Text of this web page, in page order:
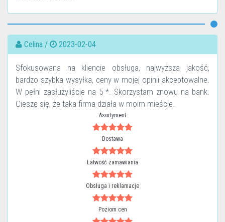
Celina / 2023-02-04
Sfokusowana na kliencie obsługa, najwyższa jakość,
bardzo szybka wysyłka, ceny w mojej opinii akceptowalne.
W pełni zasłużyliście na 5 *. Skorzystam znowu na bank.
Cieszę się, że taka firma działa w moim mieście.
Asortyment
Dostawa
Łatwość zamawiania
Obsługa i reklamacje
Poziom cen